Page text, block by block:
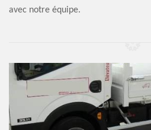
avec notre équipe.